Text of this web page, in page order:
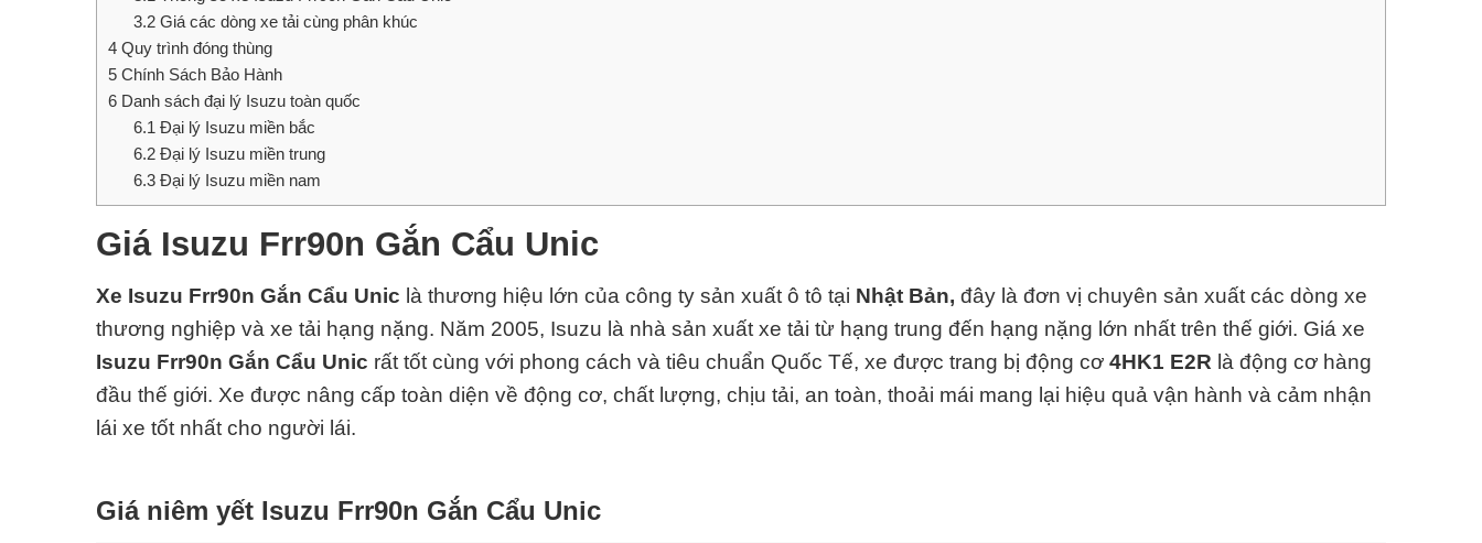
3.2Giá các dòng xe tải cùng phân khúc
4 Quy trình đóng thùng
5 Chính Sách Bảo Hành
6 Danh sách đại lý Isuzu toàn quốc
6.1 Đại lý Isuzu miền bắc
6.2Đại lý Isuzu miền trung
6.3Đại lý Isuzu miền nam
Giá Isuzu Frr90n Gắn Cẩu Unic
Xe Isuzu Frr90n Gắn Cẩu Unic là thương hiệu lớn của công ty sản xuất ô tô tại Nhật Bản, đây là đơn vị chuyên sản xuất các dòng xe
thương nghiệp và xe tải hạng nặng. Năm 2005, Isuzu là nhà sản xuất xe tải từ hạng trung đến hạng nặng lớn nhất trên thế giới. Giá xe
Isuzu Frr90n Gắn Cẩu Unic rất tốt cùng với phong cách và tiêu chuẩn Quốc Tế, xe được trang bị động cơ 4HK1 E2R là động cơ hàng
đầu thế giới. Xe được nâng cấp toàn diện về động cơ, chất lượng, chịu tải, an toàn, thoải mái mang lại hiệu quả vận hành và cảm nhận
lái xe tốt nhất cho người lái.
Giá niêm yết Isuzu Frr90n Gắn Cẩu Unic